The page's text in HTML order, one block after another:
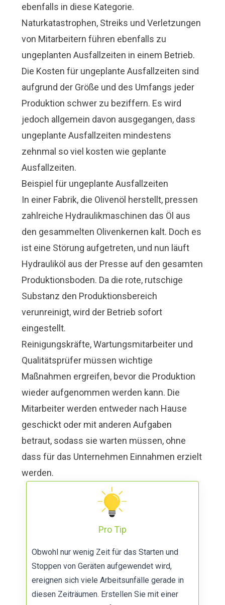
ebenfalls in diese Kategorie.
Naturkatastrophen, Streiks und Verletzungen
von Mitarbeitern führen ebenfalls zu
ungeplanten Ausfallzeiten in einem Betrieb.
Die Kosten für ungeplante Ausfallzeiten sind
aufgrund der Größe und des Umfangs jeder
Produktion schwer zu beziffern. Es wird
jedoch allgemein davon ausgegangen, dass
ungeplante Ausfallzeiten mindestens
zehnmal so viel kosten wie geplante
Ausfallzeiten.
Beispiel für ungeplante Ausfallzeiten
In einer Fabrik, die Olivenöl herstellt, pressen
zahlreiche Hydraulikmaschinen das Öl aus
den gesammelten Olivenkernen kalt. Doch es
ist eine Störung aufgetreten, und nun läuft
Hydrauliköl aus der Presse auf den gesamten
Produktionsboden. Da die rote, rutschige
Substanz den Produktionsbereich
verunreinigt, wird der Betrieb sofort
eingestellt.
Reinigungskräfte, Wartungsmitarbeiter und
Qualitätsprüfer müssen wichtige
Maßnahmen ergreifen, bevor die Produktion
wieder aufgenommen werden kann. Die
Mitarbeiter werden entweder nach Hause
geschickt oder mit anderen Aufgaben
betraut, sodass sie warten müssen, ohne
dass für das Unternehmen Einnahmen erzielt
werden.
Pro Tip
Obwohl nur wenig Zeit für das Starten und
Stoppen von Geräten aufgewendet wird,
ereignen sich viele Arbeitsunfälle gerade in
diesen Zeiträumen. Erstellen Sie mit einer